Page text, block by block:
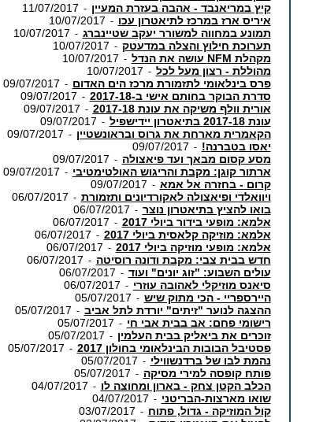
קיץ במריאנבד - אהבה בעזרת המעיין -
11/07/2017
איריס ארז במרכז לתיאטרון עכו -
10/07/2017
תמונע במחווה למשורר יעקב שטיינברג -
10/07/2017
תערוכת חילוץ והצלה במדעטק -
10/07/2017
מקהלת NFM עושה את הנדל
-
10/07/2017
מהוללת - רצון מעל לכל -
10/07/2017
פרס בינלאומי לתזמורת מרכז הים האדום -
09/07/2017
סדרת הבוקר בחותם אישי ב-2017-18
-
09/07/2017
אורית וולף משיקה את עונת 2017-18
-
09/07/2017
עונת 2017-18 בתיאטרון יידישפיל
-
09/07/2017
הקאמרית מארחת את גרוס ובראונשטיין -
09/07/2017
יאסו בטברנה! -
09/07/2017
מסע קסום מבאך ועד פיאצולה -
09/07/2017
ארתור קוגן: מקבת והריגוש האולטימטיבי -
09/07/2017
קרום - בחזרה אל אמא -
09/07/2017
ויוואלדי ופיאצולה לאקורדיונים ותזמורת -
06/07/2017
בואו להציץ בתיאטרון נוצר -
06/07/2017
אלמא: מופעי בידור ביולי 2017
-
06/07/2017
אלמא: מוזיקה קלאסית ביולי 2017
-
06/07/2017
אלמא: מופעי מוזיקה ביולי 2017
-
06/07/2017
חדש בבית צבי: מקבת ודונה רוסיטה -
06/07/2017
עולים השבוע: "זוג יונים" ועוד -
06/07/2017
סיאנס מוזיקלי לאהובה עוזרי -
06/07/2017
היירספריי - הכי מתוק שיש -
05/07/2017
ההצגה לנוער "זיתים" יורדת לתל אביב -
05/07/2017
רישומי פחם: אב בבית אבי חי -
05/07/2017
זוכרים את ביאליק בבית העלמין -
05/07/2017
פסטיבל הבובות הבינלאומי בחולון 2017
-
05/07/2017
נהמת לבו של ברדנשווילי -
05/07/2017
פותח קופסה למירי מסיקה -
05/07/2017
הכלב הקטן צחק - בארון ומחוצה לו -
04/07/2017
שואו מארצות-הבריטני -
04/07/2017
קול המוזיקה - גדול, פתוח -
03/07/2017